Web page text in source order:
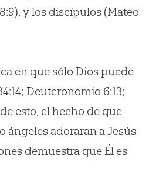
y los discípulos (Mateo
en que sólo Dios puede
Deuteronomio 6:13;
esto, el hecho de que
ángeles adoraran a Jesús
demuestra que Él es